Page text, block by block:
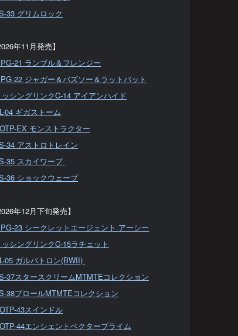
33 グリムロック
年11月発売】
21 ランブル＆フレンジー
22 ジャガー＆バズソー＆ラットバット
ッシングリンクC-14 アイアンハイド
04 ギガストーム
EX モンストラクター
34 アストロトレイン
35 スカイワープ
36 ショックウェーブ
年12月下旬発売】
23 シークレットエージェント アーシー
ッシングリンクC-15ラチェット
05 ガルバトロン(BWII)
37スタースクリームMTMTEコレクション
38プロールMTMTEコレクション
43スインドル
44エンシェントベクタープライム